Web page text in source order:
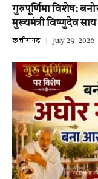
गुरु पूर्णिमा विशेष:
मुख्यमंत्री विष्णुदेव
छत्तीसगढ़ July 29, 2026